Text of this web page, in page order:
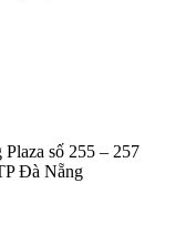
số 255 – 257
Đà Nẵng